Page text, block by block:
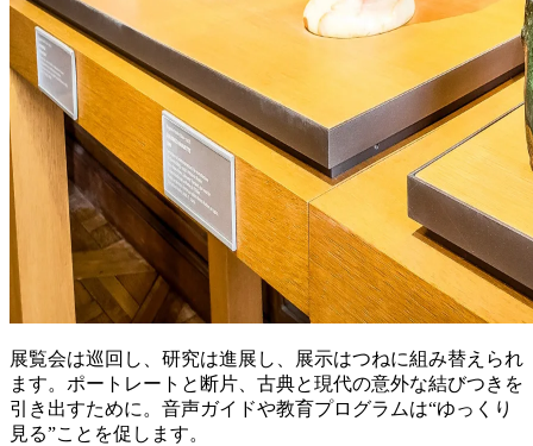
展覧会は巡回し、研究は進展し、展示はつねに組み替えられ
ます。ポートレートと断片、古典と現代の意外な結びつきを
引き出すために。音声ガイドや教育プログラムは“ゆっくり
見る”ことを促します。